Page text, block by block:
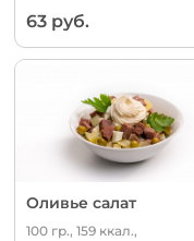
63 руб.
Оливье салат
100 гр., 159 ккал.,